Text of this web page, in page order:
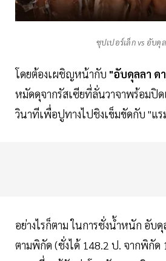
ซุปเปอร์เล็ก vs อับดุ
โดยต้องเผชิญหน้ากับ "อับดุลลา ด
หมัดดุจากรัสเซียที่ลั่นวาจาพร้อมปิ
วินาทีเพื่อปูทางไปชิงเข็มขัดกับ "แ
อย่างไรก็ตาม ในการชั่งน้ำหนัก อับ
ตามพิกัด (ชั่งได้ 148.2 ป. จากพิกัด